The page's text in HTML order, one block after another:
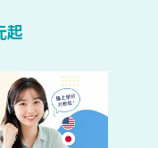
起